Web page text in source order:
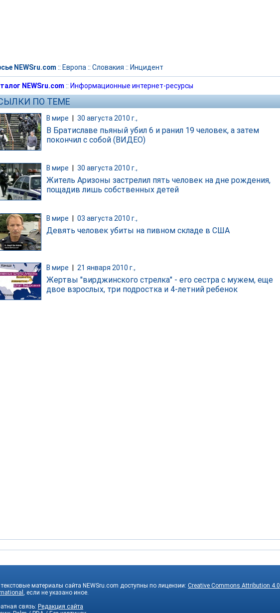
NEWSru.com :: Европа :: Словакия :: Инцидент
NEWSru.com :: Информационные интернет-ресурсы
ПО ТЕМЕ
В мире 30 августа 2010 г.,
В Братиславе пьяный убил 6 и ранил 19 человек, а затем
покончил с собой (ВИДЕО)
В мире 30 августа 2010 г.,
Житель Аризоны застрелил пять человек на дне рождения,
пощадив лишь собственных детей
В мире | 03 августа 2010 г.,
Девять человек убиты на пивном складе в США
В мире | 21 января 2010 г.,
Жертвы "вирджинского стрелка" - его сестра с мужем, еще
двое взрослых, три подростка и 4-летний ребенок
материалы сайта NEWSru.com доступны по лицензии: Creative Commons Attribution 4.0
, если не указано иное.
связь: Редакция сайта